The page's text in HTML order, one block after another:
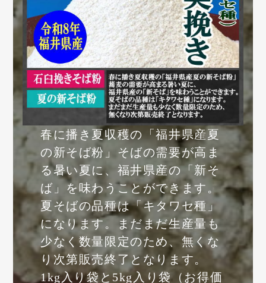
春に播き夏収穫の「福井県産夏
の新そば粉」そばの需要が高ま
る暑い夏に、福井県産の「新そ
ば」を味わうことができます。
夏そばの品種は「キタワセ種」
になります。まだまだ生産量も
少なく数量限定のため、無くな
り次第販売終了となります。
1kg入り袋と5kg入り袋（お得価